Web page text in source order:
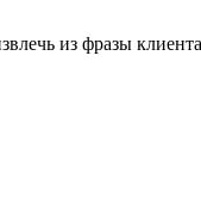
из фразы